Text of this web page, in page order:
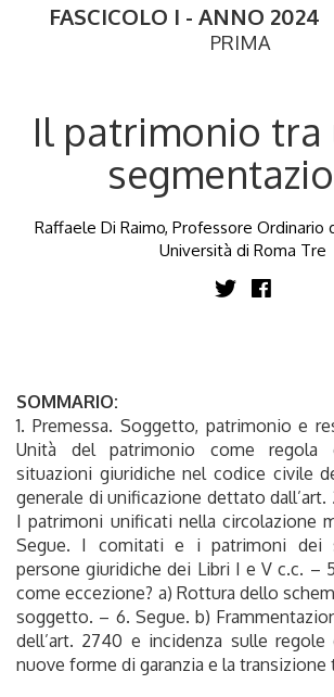
FASCICOLO I - ANNO 2024
PRIMA
Il patrimonio tra
Raffaele Di Raimo, Professore Ordinario
Università di Roma Tre
SOMMARIO:
1. Premessa. Soggetto, patrimonio e
Unità del patrimonio come regola
situazioni giuridiche nel codice civile
generale di unificazione dettato dall’art.
I patrimoni unificati nella circolazione
Segue. I comitati e i patrimoni dei
persone giuridiche dei Libri I e V c.c. –
come eccezione? a) Rottura dello
soggetto. – 6. Segue. b)
dell’art. 2740 e incidenza sulle
nuove forme di garanzia e la transizione